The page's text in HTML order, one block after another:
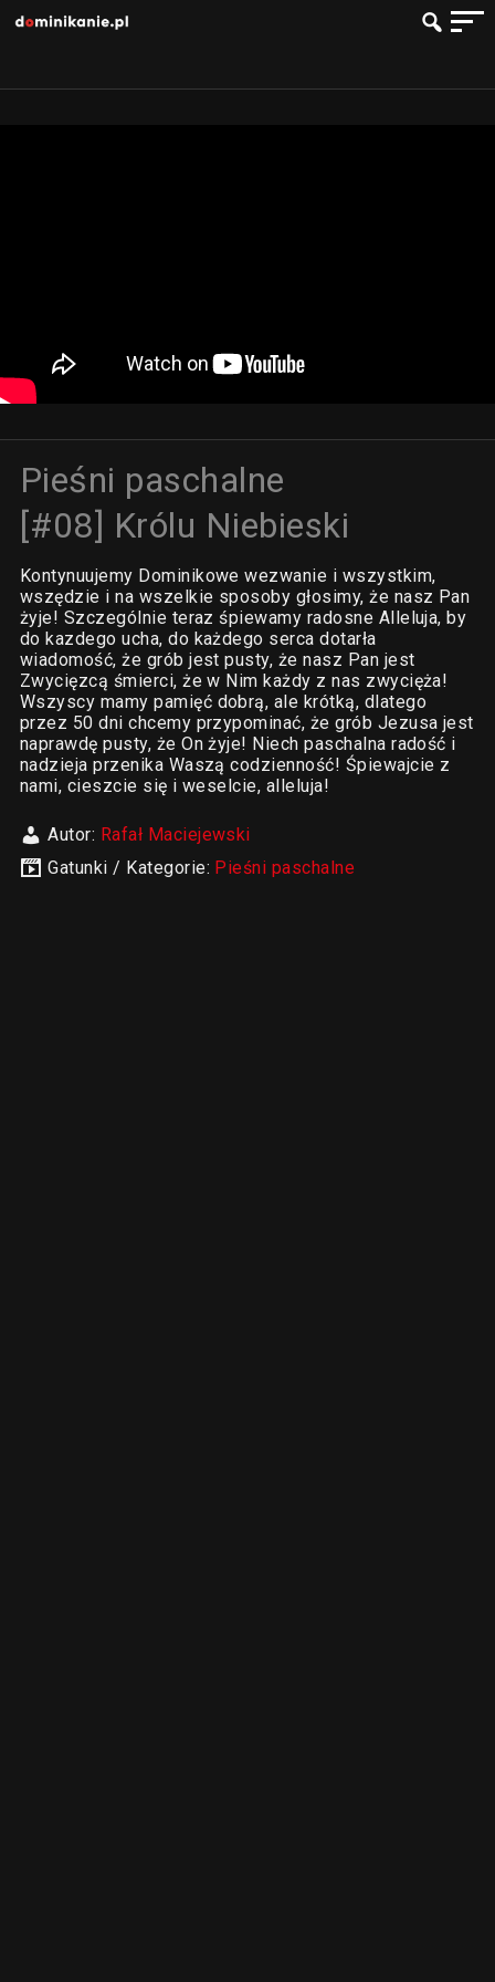
Pieśni paschalne
[#08] Królu Niebieski
Kontynuujemy Dominikowe wezwanie i wszystkim,
wszędzie i na wszelkie sposoby głosimy, że nasz Pan
żyje! Szczególnie teraz śpiewamy radosne Alleluja, by
do kazdego ucha, do każdego serca dotarła
wiadomość, że grób jest pusty, że nasz Pan jest
Zwycięzcą śmierci, że w Nim każdy z nas zwycięża!
Wszyscy mamy pamięć dobrą, ale krótką, dlatego
przez 50 dni chcemy przypominać, że grób Jezusa jest
naprawdę pusty, że On żyje! Niech paschalna radość i
nadzieja przenika Waszą codzienność! Śpiewajcie z
nami, cieszcie się i weselcie, alleluja!
Autor: Rafał Maciejewski
Gatunki / Kategorie: Pieśni paschalne